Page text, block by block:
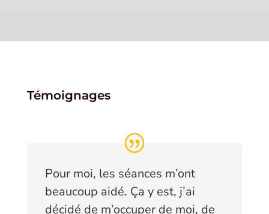
Témoignages
Pour moi, les séances m’ont
beaucoup aidé. Ça y est, j’ai
décidé de m’occuper de moi, de